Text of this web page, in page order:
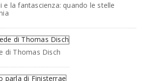
e la fantascienza: quando le stelle
di Thomas Disch